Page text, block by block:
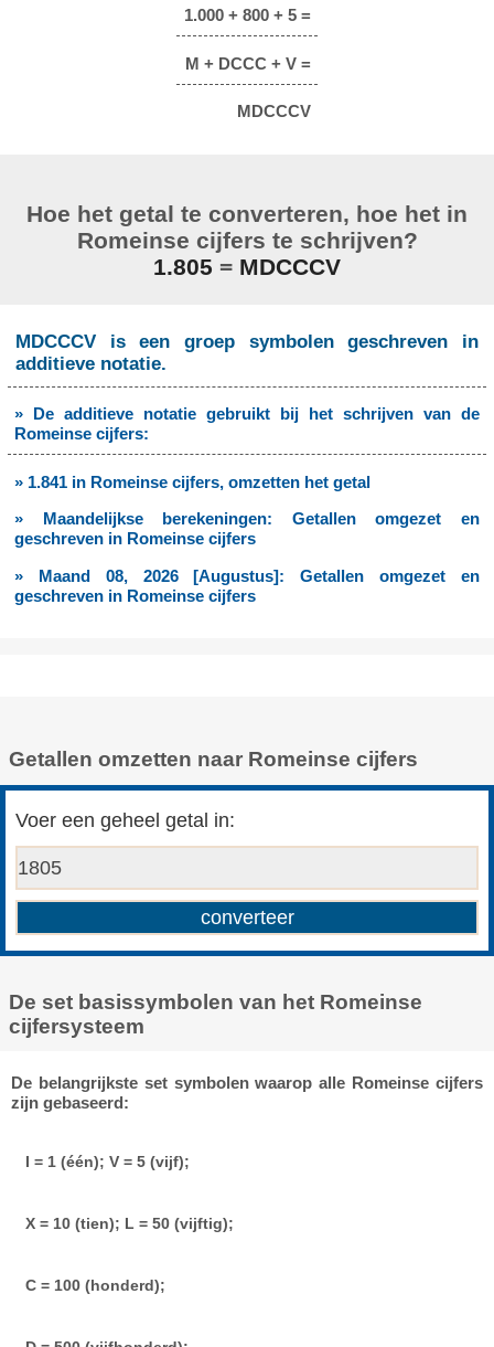
1.000 + 800 + 5 =
M + DCCC + V =
MDCCCV
Hoe het getal te converteren, hoe het in
Romeinse cijfers te schrijven?
1.805 = MDCCCV
MDCCCV is een groep symbolen geschreven in
additieve notatie.
» De additieve notatie gebruikt bij het schrijven van de
Romeinse cijfers:
» 1.841 in Romeinse cijfers, omzetten het getal
» Maandelijkse berekeningen: Getallen omgezet en
geschreven in Romeinse cijfers
» Maand 08, 2026 [Augustus]: Getallen omgezet en
geschreven in Romeinse cijfers
Getallen omzetten naar Romeinse cijfers
Voer een geheel getal in:
De set basissymbolen van het Romeinse
cijfersysteem
De belangrijkste set symbolen waarop alle Romeinse cijfers
zijn gebaseerd:
I = 1 (één); V = 5 (vijf);
X = 10 (tien); L = 50 (vijftig);
C = 100 (honderd);